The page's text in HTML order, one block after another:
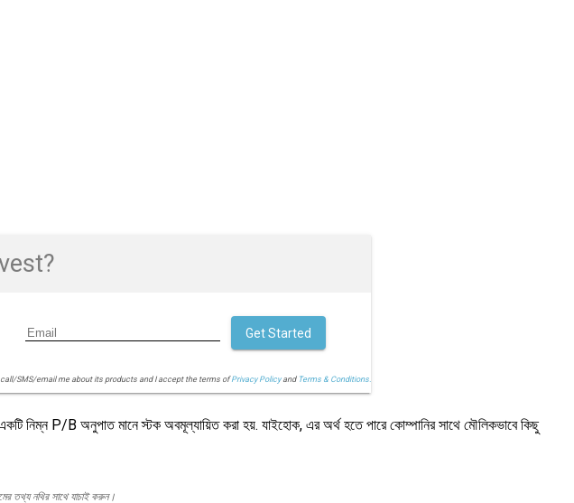
SMS/email me about its products and I accept the terms ofPrivacy Policyand Terms & Conditions.
Get Started
নিম্ন P/B অনুপাত মানে স্টক অবমূল্যায়িত করা হয়. যাইহোক, এর অর্থ হতে পারে কোম্পানির সাথে মৌলিকভাবে কিছু
তথ্য নথির সাথে যাচাই করুন।